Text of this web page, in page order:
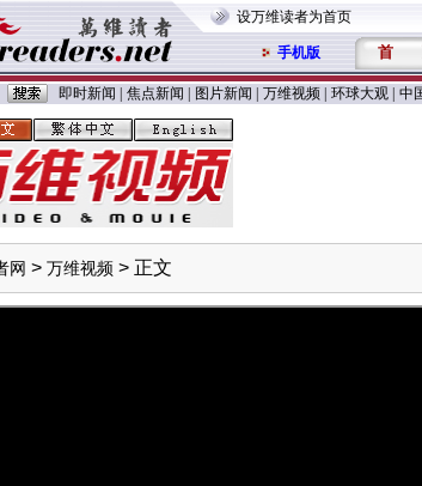
设万维读者为首页
手机版 首
即时新闻 焦点新闻 图片新闻 万维视频 环球大观 中
网 > 万维视频 > 正文